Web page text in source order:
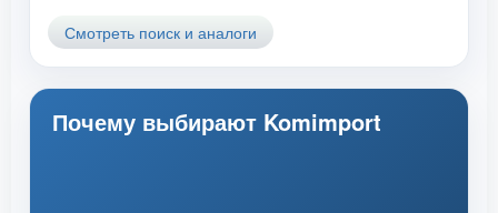
Смотреть поиск и аналоги
Почему выбирают Komimport